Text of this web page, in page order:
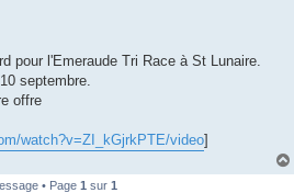
pour l'Emeraude Tri Race à St Lunaire.
septembre.
offre
watch?v=ZI_kGjrkPTE/video]
• Page 1 sur 1